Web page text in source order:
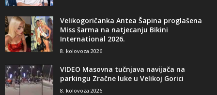
Velikogoričanka Antea Šapina proglašena
Miss šarma na natjecanju Bikini
International 2026.
8. kolovoza 2026
VIDEO Masovna tučnjava navijača na
parkingu Zračne luke u Velikoj Gorici
8. kolovoza 2026